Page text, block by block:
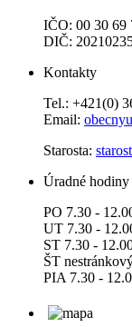
IČO: 00 30 69
DIČ:
Kontakty
Tel.: +421(0)
Email:
Starosta:
Úradné hodiny
PO 7.30 -
UT 7.30 -
ST 7.30 -
ŠT
PIA 7.30 -